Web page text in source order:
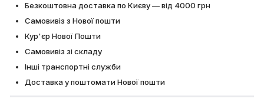
Безкоштовна доставка по Києву — від 4000 грн
Самовивіз з Нової пошти
Кур'єр Нової Пошти
Самовивіз зі складу
Інші транспортні служби
Доставка у поштомати Нової пошти